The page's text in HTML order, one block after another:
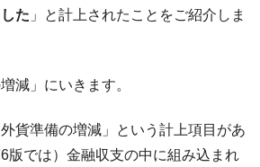
K9専用砲弾･装薬自動供給装甲車両･珍
乗り出す。
2026年07月の輸出入」絶好調。半導
出全体の41％もある
李在明「青年層の雇用状況が悪い。せ
う」⇒ どんな雇用対策だソレ。
た 」と計上されたことをご紹介しま
減」にいきます。
貨準備の増減」という計上項目があ
版では）金融収支の中に組み込まれ